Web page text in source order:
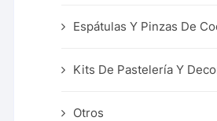
Espátulas Y Pinzas De
Kits De Pastelería Y
Otros